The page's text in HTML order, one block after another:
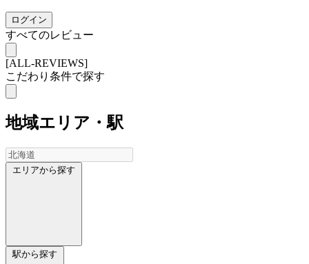
ログイン
すべてのレビュー
[ALL-REVIEWS]
こだわり条件で探す
地域エリア・駅
エリアから探す
駅から探す